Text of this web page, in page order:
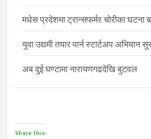
मधेस प्रदेशमा ट्रान्सफर्मर चोरीका घटना
युवा उद्यमी तयार पार्न स्टार्टअप अभियान
अब दुई घण्टामा नारायणगढदेखि बुटवल
Share this: